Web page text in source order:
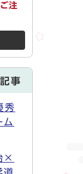
注
事
秀
ム
×